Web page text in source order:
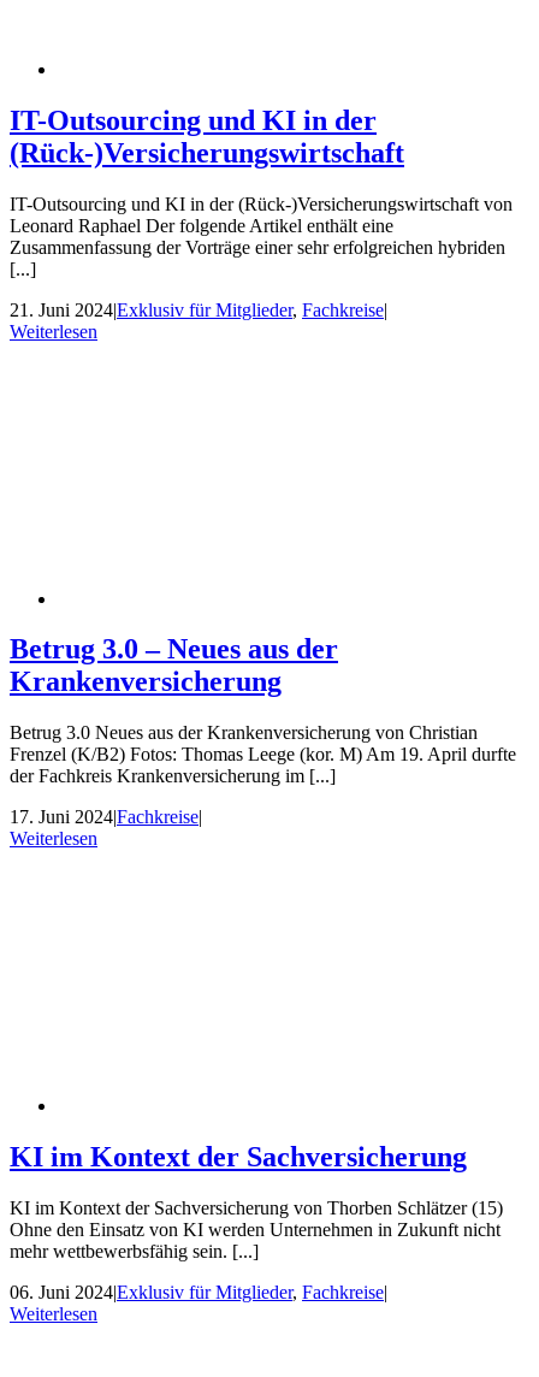
IT-Outsourcing und KI in der
(Rück-)Versicherungswirtschaft
IT-Outsourcing und KI in der (Rück-)Versicherungswirtschaft von
Leonard Raphael Der folgende Artikel enthält eine
Zusammenfassung der Vorträge einer sehr erfolgreichen hybriden
[...]
21. Juni 2024|Exklusiv für Mitglieder, Fachkreise|
Weiterlesen
Betrug 3.0 – Neues aus der
Krankenversicherung
Betrug 3.0 Neues aus der Krankenversicherung von Christian
Frenzel (K/B2) Fotos: Thomas Leege (kor. M) Am 19. April durfte
der Fachkreis Krankenversicherung im [...]
17. Juni 2024|Fachkreise|
Weiterlesen
KI im Kontext der Sachversicherung
KI im Kontext der Sachversicherung von Thorben Schlätzer (15)
Ohne den Einsatz von KI werden Unternehmen in Zukunft nicht
mehr wettbewerbsfähig sein. [...]
06. Juni 2024|Exklusiv für Mitglieder, Fachkreise|
Weiterlesen